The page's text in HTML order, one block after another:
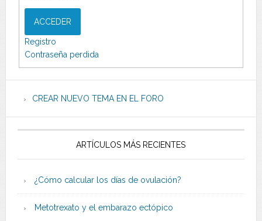
ACCEDER
Registro
Contraseña perdida
CREAR NUEVO TEMA EN EL FORO
ARTÍCULOS MÁS RECIENTES
¿Cómo calcular los días de ovulación?
Metotrexato y el embarazo ectópico